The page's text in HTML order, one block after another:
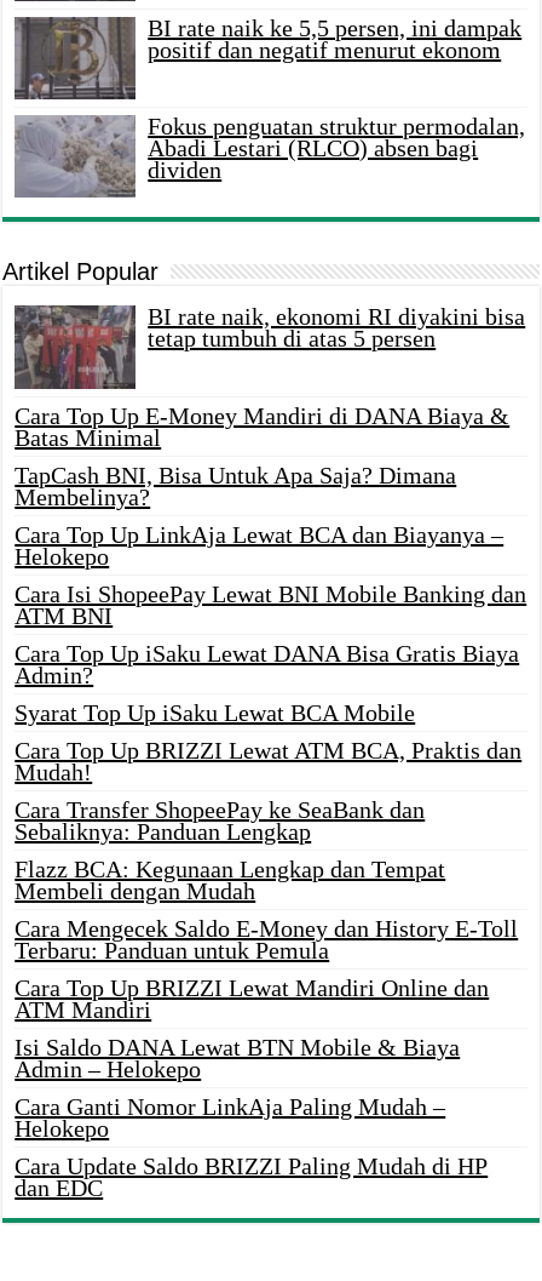
BI rate naik ke 5,5 persen, ini dampak
positif dan negatif menurut ekonom
Fokus penguatan struktur permodalan,
Abadi Lestari (RLCO) absen bagi
dividen
Artikel Popular
BI rate naik, ekonomi RI diyakini bisa
tetap tumbuh di atas 5 persen
Cara Top Up E-Money Mandiri di DANA Biaya &
Batas Minimal
TapCash BNI, Bisa Untuk Apa Saja? Dimana
Membelinya?
Cara Top Up LinkAja Lewat BCA dan Biayanya –
Helokepo
Cara Isi ShopeePay Lewat BNI Mobile Banking dan
ATM BNI
Cara Top Up iSaku Lewat DANA Bisa Gratis Biaya
Admin?
Syarat Top Up iSaku Lewat BCA Mobile
Cara Top Up BRIZZI Lewat ATM BCA, Praktis dan
Mudah!
Cara Transfer ShopeePay ke SeaBank dan
Sebaliknya: Panduan Lengkap
Flazz BCA: Kegunaan Lengkap dan Tempat
Membeli dengan Mudah
Cara Mengecek Saldo E-Money dan History E-Toll
Terbaru: Panduan untuk Pemula
Cara Top Up BRIZZI Lewat Mandiri Online dan
ATM Mandiri
Isi Saldo DANA Lewat BTN Mobile & Biaya
Admin – Helokepo
Cara Ganti Nomor LinkAja Paling Mudah –
Helokepo
Cara Update Saldo BRIZZI Paling Mudah di HP
dan EDC